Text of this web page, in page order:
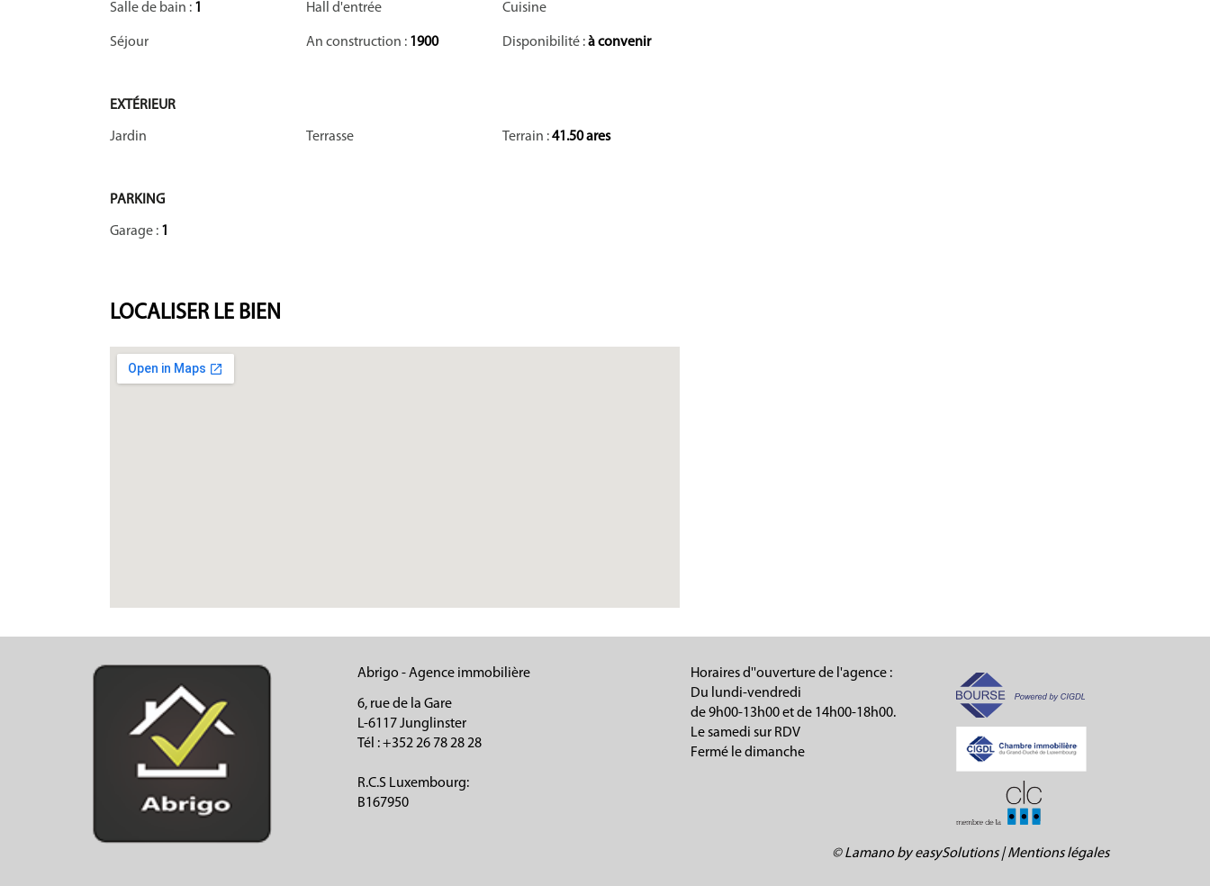
Salle de bain : 1 Hall d'entrée Cuisine
Séjour An construction : 1900 Disponibilité :à convenir
EXTÉRIEUR
Jardin Terrasse Terrain :41.50 ares
PARKING
Garage : 1
LOCALISERLE BIEN
Abrigo - Agence immobilière
6, rue de la Gare
L-6117 Junglinster
Tél : +352 26 78 28 28
R.C.S Luxembourg:
B167950
Horaires d''ouverture de l'agence :
Du lundi-vendredi
de 9h00-13h00 et de 14h00-18h00.
Le samedi sur RDV
Fermé le dimanche
©LamanobyeasySolutions|Mentions légales